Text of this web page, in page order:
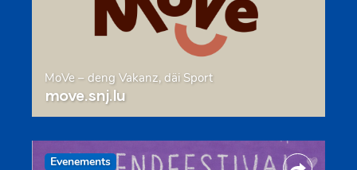
MoVe – deng Vakanz, däi Sport
move.snj.lu
Evenements